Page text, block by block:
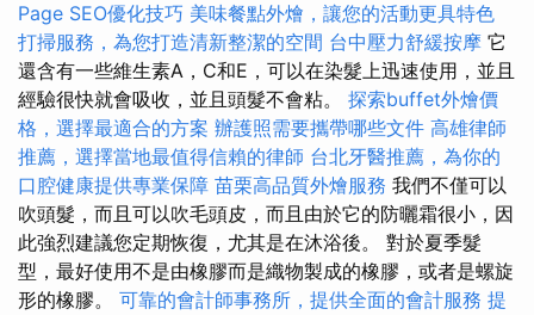
Page SEO優化技巧 美味餐點外燴，讓您的活動更具特色
打掃服務，為您打造清新整潔的空間 台中壓力舒緩按摩 它
還含有一些維生素A，C和E，可以在染髮上迅速使用，並且
經驗很快就會吸收，並且頭髮不會粘。 探索buffet外燴價
格，選擇最適合的方案 辦護照需要攜帶哪些文件 高雄律師
推薦，選擇當地最值得信賴的律師 台北牙醫推薦，為你的
口腔健康提供專業保障 苗栗高品質外燴服務 我們不僅可以
吹頭髮，而且可以吹毛頭皮，而且由於它的防曬霜很小，因
此強烈建議您定期恢復，尤其是在沐浴後。 對於夏季髮
型，最好使用不是由橡膠而是織物製成的橡膠，或者是螺旋
形的橡膠。 可靠的會計師事務所，提供全面的會計服務 提